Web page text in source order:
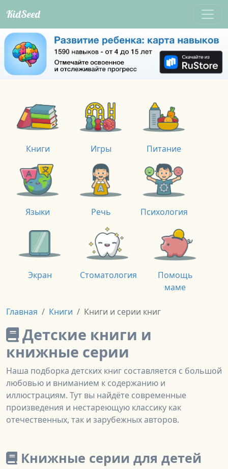
KidSeed
Книги Игры Питание
Языки Речь Психология
Экран Стоматология
Помощь
маме
Главная Книги Книги и серии книг
Детские книги и
книжные серии
Наша подборка детских книг составляется с большой
любовью и вниманием к содержанию и
иллюстрациям. Тут вы найдёте современные
произведения и нестареющую классику как
отечественных, так и зарубежных авторов.
Книжные серии для детей